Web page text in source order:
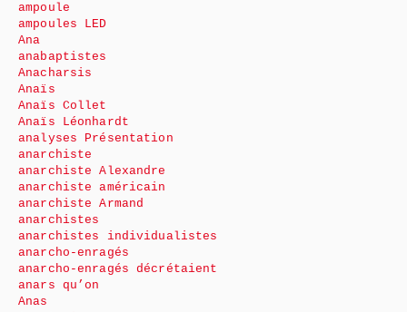
ampoule
ampoules LED
Ana
anabaptistes
Anacharsis
Anaïs
Anaïs Collet
Anaïs Léonhardt
analyses Présentation
anarchiste
anarchiste Alexandre
anarchiste américain
anarchiste Armand
anarchistes
anarchistes individualistes
anarcho-enragés
anarcho-enragés décrétaient
anars qu’on
Anas